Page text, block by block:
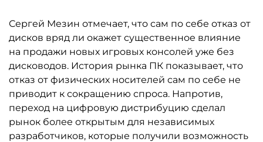
Сергей Мезин отмечает, что сам по себе отказ от
дисков вряд ли окажет существенное влияние
на продажи новых игровых консолей уже без
дисководов. История рынка ПК показывает, что
отказ от физических носителей сам по себе не
приводит к сокращению спроса. Напротив,
переход на цифровую дистрибуцию сделал
рынок более открытым для независимых
разработчиков, которые получили возможность